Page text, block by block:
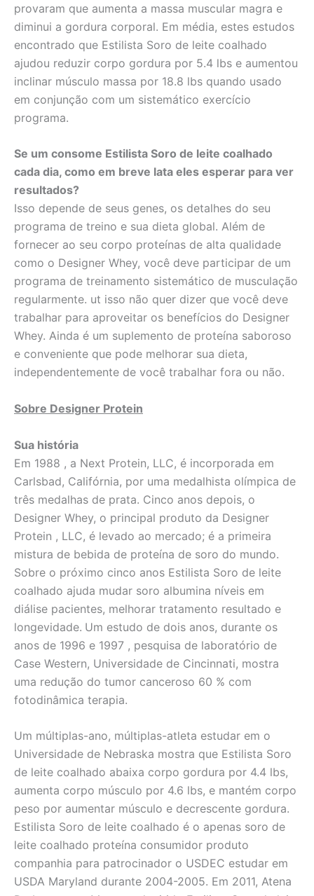
provaram que aumenta a massa muscular magra e
diminui a gordura corporal. Em média, estes estudos
encontrado que Estilista Soro de leite coalhado
ajudou reduzir corpo gordura por 5.4 lbs e aumentou
inclinar músculo massa por 18.8 lbs quando usado
em conjunção com um sistemático exercício
programa.
Se um consome Estilista Soro de leite coalhado
cada dia, como em breve lata eles esperar para ver
resultados?
Isso depende de seus genes, os detalhes do seu
programa de treino e sua dieta global. Além de
fornecer ao seu corpo proteínas de alta qualidade
como o Designer Whey, você deve participar de um
programa de treinamento sistemático de musculação
regularmente. ut isso não quer dizer que você deve
trabalhar para aproveitar os benefícios do Designer
Whey. Ainda é um suplemento de proteína saboroso
e conveniente que pode melhorar sua dieta,
independentemente de você trabalhar fora ou não.
Sobre Designer Protein
Sua história
Em 1988 , a Next Protein, LLC, é incorporada em
Carlsbad, Califórnia, por uma medalhista olímpica de
três medalhas de prata. Cinco anos depois, o
Designer Whey, o principal produto da Designer
Protein , LLC, é levado ao mercado; é a primeira
mistura de bebida de proteína de soro do mundo.
Sobre o próximo cinco anos Estilista Soro de leite
coalhado ajuda mudar soro albumina níveis em
diálise pacientes, melhorar tratamento resultado e
longevidade. Um estudo de dois anos, durante os
anos de 1996 e 1997 , pesquisa de laboratório de
Case Western, Universidade de Cincinnati, mostra
uma redução do tumor canceroso 60 % com
fotodinâmica terapia.
Um múltiplas-ano, múltiplas-atleta estudar em o
Universidade de Nebraska mostra que Estilista Soro
de leite coalhado abaixa corpo gordura por 4.4 lbs,
aumenta corpo músculo por 4.6 lbs, e mantém corpo
peso por aumentar músculo e decrescente gordura.
Estilista Soro de leite coalhado é o apenas soro de
leite coalhado proteína consumidor produto
companhia para patrocinador o USDEC estudar em
USDA Maryland durante 2004-2005. Em 2011, Atena